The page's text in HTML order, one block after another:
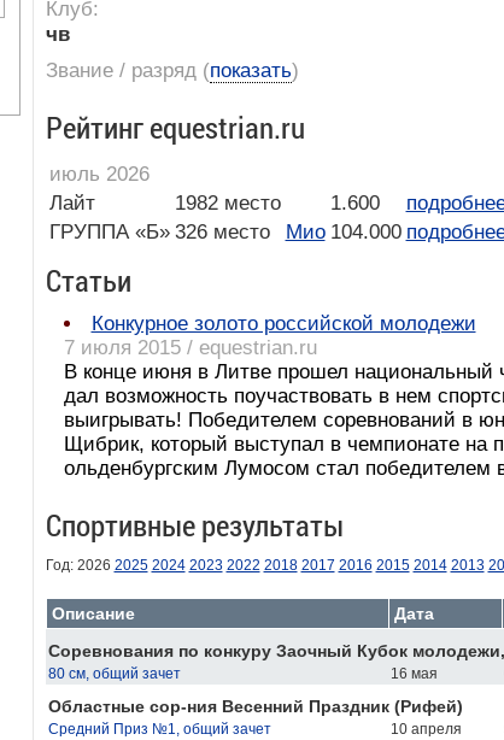
Клуб:
чв
Звание / разряд(показать)
Рейтинг equestrian.ru
июль 2026
Лайт
1982 место 1.600
ГРУППА «Б» 326 место Мио 104.000
Статьи
Конкурное золото российской молодежи
7 июля 2015 / equestrian.ru
В конце июня в Литве прошел национальный
дал возможность поучаствовать в нем
выигрывать! Победителем соревнований в
Щибрик, который выступал в чемпионате на
ольденбургским Лумосом стал победителем
Спортивные результаты
Год: 2026 2025 2024 2023 2022 2018 2017 2016 2015 2014 2013
Описание Дата
Соревнования по конкуру Заочный Кубок
80 см, общий зачет 16 мая
Областные сор-ния Весенний Праздник (Рифей)
Средний Приз №1, общий зачет 10 апреля